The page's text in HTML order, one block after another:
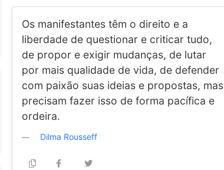
Os manifestantes têm o direito e a
liberdade de questionar e criticar tudo,
de propor e exigir mudanças, de lutar
por mais qualidade de vida, de defender
com paixão suas ideias e propostas, mas
precisam fazer isso de forma pacífica e
ordeira.
Dilma Rousseff